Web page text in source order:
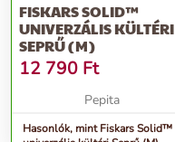
FISKARS SOLID™
UNIVERZÁLIS KÜLTÉRI
SEPRŰ (M)
12 790 Ft
Pepita
Hasonlók, mint Fiskars Solid™